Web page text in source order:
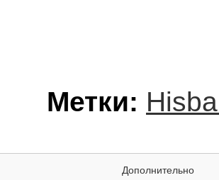
Метки:
Дополнительно